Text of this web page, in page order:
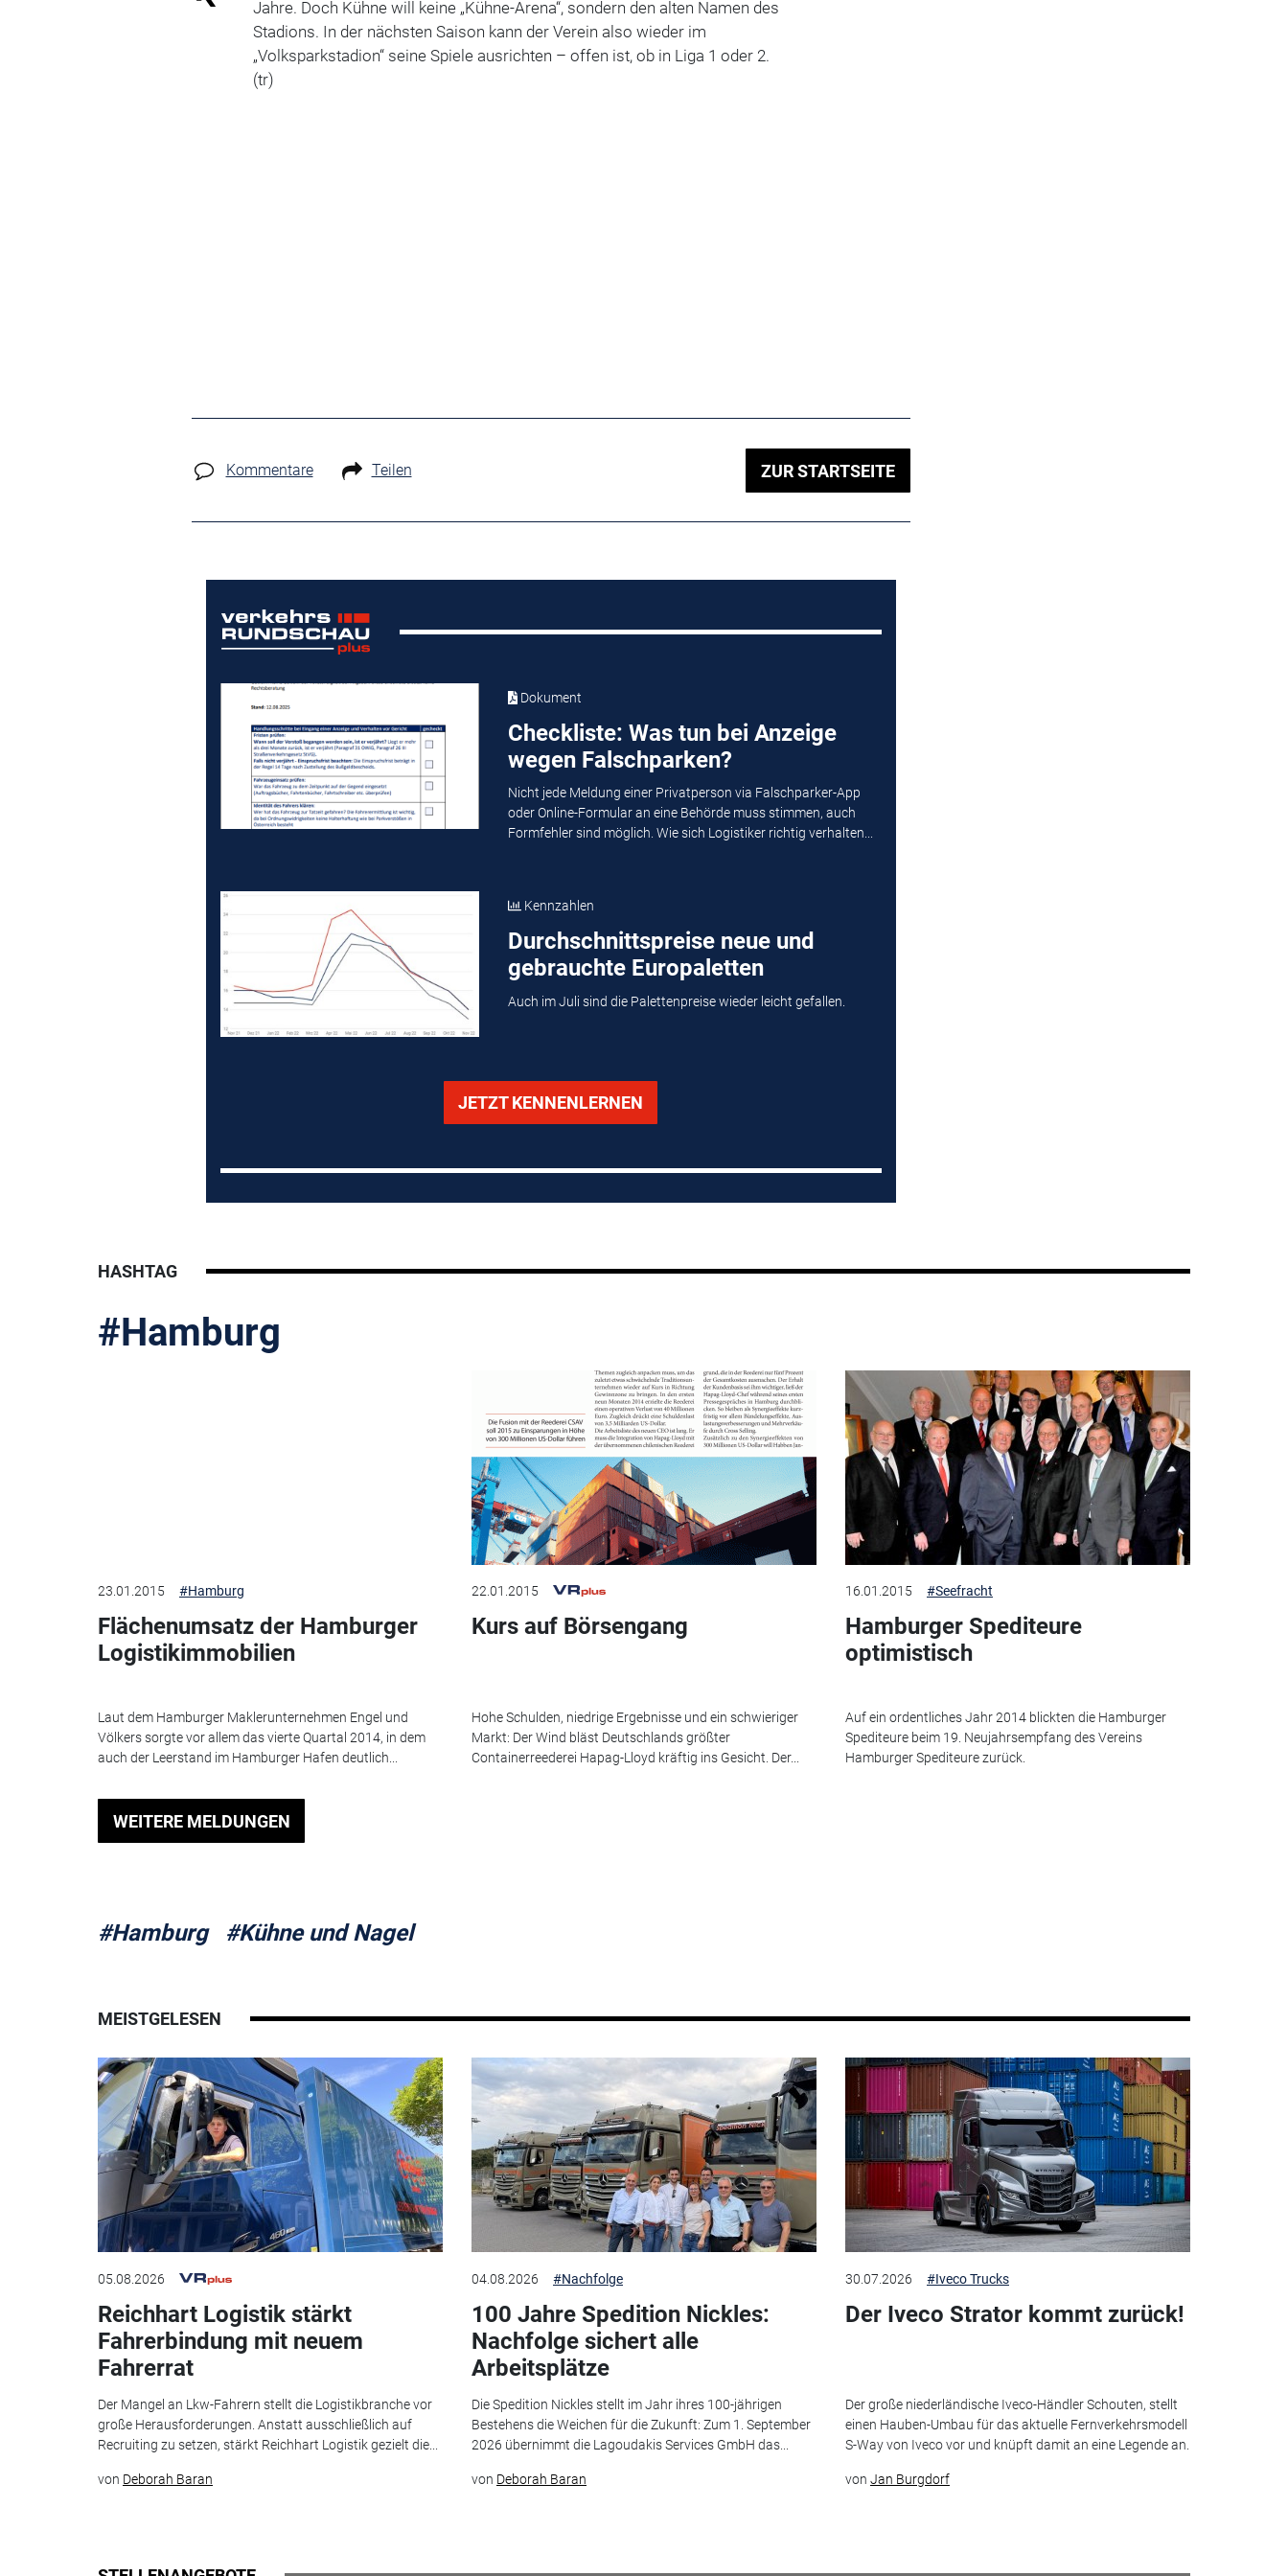
Jahre. Doch Kühne will keine „Kühne-Arena“, sondern den alten Namen des
Stadions. In der nächsten Saison kann der Verein also wieder im
„Volksparkstadion“ seine Spiele ausrichten – offen ist, ob in Liga 1 oder 2.
(tr)
Kommentare Teilen ZUR STARTSEITE
Dokument
Checkliste: Was tun bei Anzeige
wegen Falschparken?
Nicht jede Meldung einer Privatperson via Falschparker-App
oder Online-Formular an eine Behörde muss stimmen, auch
Formfehler sind möglich. Wie sich Logistiker richtig verhalten...
Kennzahlen
Durchschnittspreise neue und
gebrauchte Europaletten
Auch im Juli sind die Palettenpreise wieder leicht gefallen.
JETZT KENNENLERNEN
HASHTAG
#Hamburg
23.01.2015 #Hamburg
Flächenumsatz der Hamburger
Logistikimmobilien
Laut dem Hamburger Maklerunternehmen Engel und
Völkers sorgte vor allem das vierte Quartal 2014, in dem
auch der Leerstand im Hamburger Hafen deutlich...
22.01.2015
Kurs auf Börsengang
Hohe Schulden, niedrige Ergebnisse und ein schwieriger
Markt: Der Wind bläst Deutschlands größter
Containerreederei Hapag-Lloyd kräftig ins Gesicht. Der...
16.01.2015 #Seefracht
Hamburger Spediteure
optimistisch
Auf ein ordentliches Jahr 2014 blickten die Hamburger
Spediteure beim 19. Neujahrsempfang des Vereins
Hamburger Spediteure zurück.
WEITERE MELDUNGEN
#Hamburg #Kühne und Nagel
MEISTGELESEN
05.08.2026
Reichhart Logistik stärkt
Fahrerbindung mit neuem
Fahrerrat
Der Mangel an Lkw-Fahrern stellt die Logistikbranche vor
große Herausforderungen. Anstatt ausschließlich auf
Recruiting zu setzen, stärkt Reichhart Logistik gezielt die...
von Deborah Baran
04.08.2026 #Nachfolge
100 Jahre Spedition Nickles:
Nachfolge sichert alle
Arbeitsplätze
Die Spedition Nickles stellt im Jahr ihres 100-jährigen
Bestehens die Weichen für die Zukunft: Zum 1. September
2026 übernimmt die Lagoudakis Services GmbH das...
von Deborah Baran
30.07.2026 #Iveco Trucks
Der Iveco Strator kommt zurück!
Der große niederländische Iveco-Händler Schouten, stellt
einen Hauben-Umbau für das aktuelle Fernverkehrsmodell
S-Way von Iveco vor und knüpft damit an eine Legende an.
von Jan Burgdorf